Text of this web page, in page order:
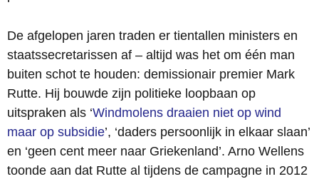
De afgelopen jaren traden er tientallen ministers en
staatssecretarissen af – altijd was het om één man
buiten schot te houden: demissionair premier Mark
Rutte. Hij bouwde zijn politieke loopbaan op
uitspraken als ‘Windmolens draaien niet op wind
maar op subsidie’, ‘daders persoonlijk in elkaar slaan’
en ‘geen cent meer naar Griekenland’. Arno Wellens
toonde aan dat Rutte al tijdens de campagne in 2012